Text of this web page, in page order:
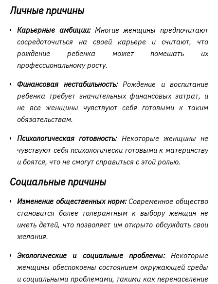
Личные причины
Карьерные амбиции:Многие женщины предпочитают
сосредоточиться на своей карьере и считают, что
рождение ребенка может помешать их
профессиональному росту.
Финансовая нестабильность:Рождение и воспитание
ребенка требует значительных финансовых затрат, и
не все женщины чувствуют себя готовыми к таким
обязательствам.
Психологическая готовность:Некоторые женщины не
чувствуют себя психологически готовыми к материнству
и боятся, что не смогут справиться с этой ролью.
Социальные причины
Изменение общественных норм:Современное общество
становится более толерантным к выбору женщин не
иметь детей, что позволяет им открыто обсуждать свои
желания.
Экологические и социальные проблемы:Некоторые
женщины обеспокоены состоянием окружающей среды
и социальными проблемами, такими как перенаселение